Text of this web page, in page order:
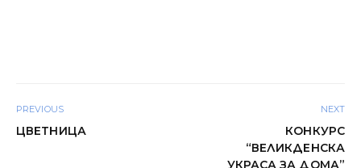
PREVIOUS
ЦВЕТНИЦА
NEXT
КОНКУРС
“ВЕЛИКДЕНСКА